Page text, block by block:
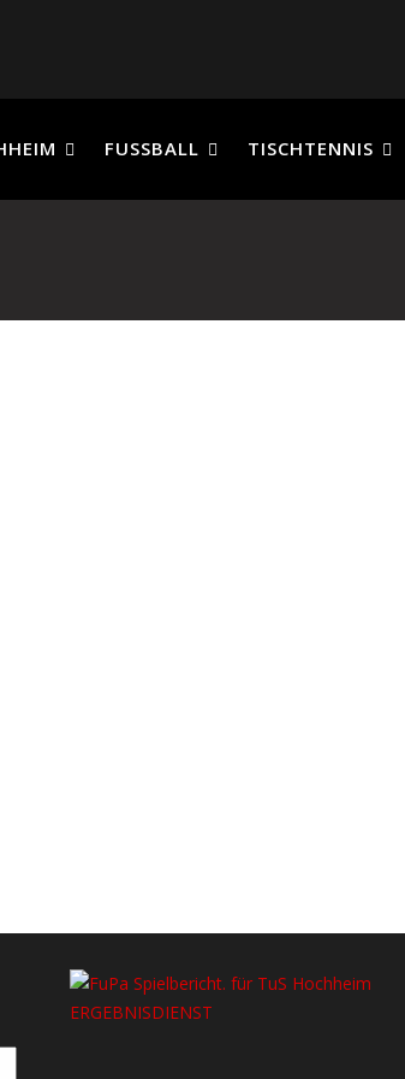
FUSSBALL TISCHTENNIS
ERGEBNISDIENST